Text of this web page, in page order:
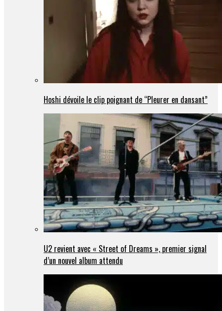
Hoshi dévoile le clip poignant de “Pleurer en dansant”
U2 revient avec « Street of Dreams », premier signal
d’un nouvel album attendu